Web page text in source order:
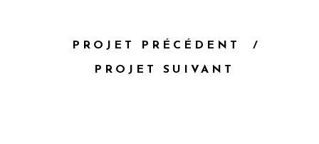
PROJET PRÉCÉDENT
PROJET SUIVANT